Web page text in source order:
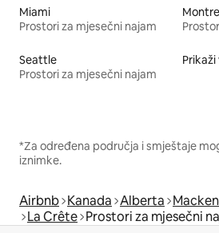
Miami
Prostori za mjesečni najam
Seattle
Prostori za mjesečni najam
Prikaži
*Za određena područja i smještaje
iznimke.
Airbnb Kanada Alberta
La Crête Prostori za mjesečni